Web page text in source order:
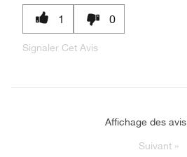
1 0
Signaler Cet Avis
Affichage des avis
Suivant »